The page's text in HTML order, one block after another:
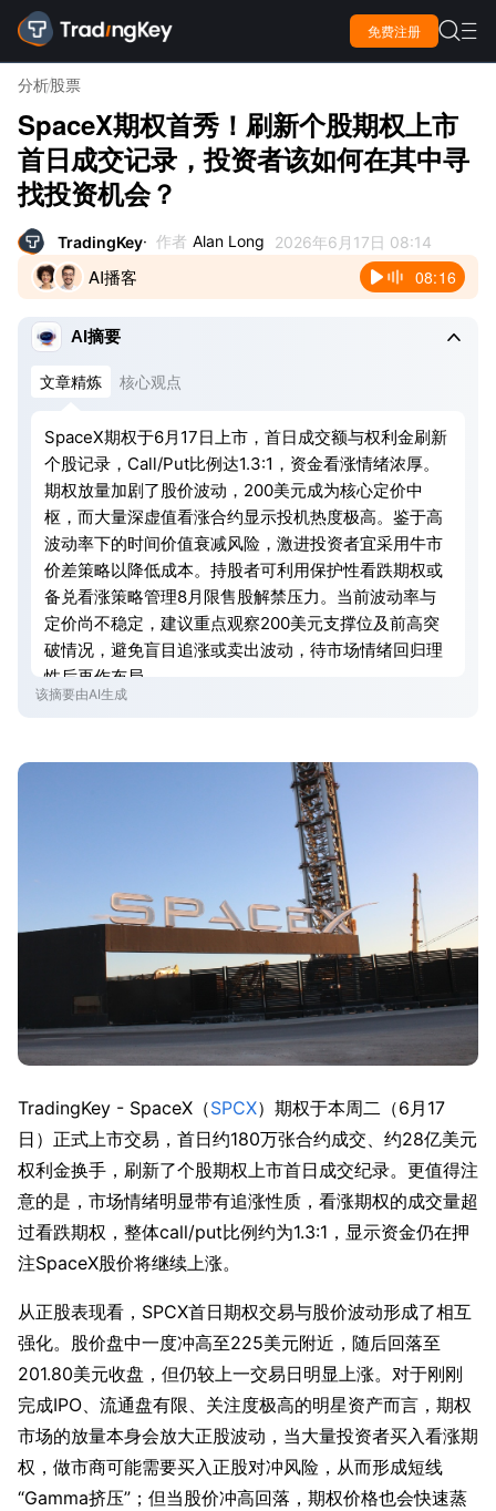
免费注册  
分析股票
SpaceX期权首秀！刷新个股期权上市
首日成交记录，投资者该如何在其中寻
找投资机会？
TradingKey 作者 Alan Long 2026年6月17日 08:14
AI播客 08:16
AI摘要 
文章精炼 核心观点
SpaceX期权于6月17日上市，首日成交额与权利金刷新
个股记录，Call/Put比例达1.3:1，资金看涨情绪浓厚。
期权放量加剧了股价波动，200美元成为核心定价中
枢，而大量深虚值看涨合约显示投机热度极高。鉴于高
波动率下的时间价值衰减风险，激进投资者宜采用牛市
价差策略以降低成本。持股者可利用保护性看跌期权或
备兑看涨策略管理8月限售股解禁压力。当前波动率与
定价尚不稳定，建议重点观察200美元支撑位及前高突
破情况，避免盲目追涨或卖出波动，待市场情绪回归理
性后再作布局。
该摘要由AI生成
TradingKey - SpaceX（SPCX）期权于本周二（6月17
日）正式上市交易，首日约180万张合约成交、约28亿美元
权利金换手，刷新了个股期权上市首日成交纪录。更值得注
意的是，市场情绪明显带有追涨性质，看涨期权的成交量超
过看跌期权，整体call/put比例约为1.3:1，显示资金仍在押
注SpaceX股价将继续上涨。
从正股表现看，SPCX首日期权交易与股价波动形成了相互
强化。股价盘中一度冲高至225美元附近，随后回落至
201.80美元收盘，但仍较上一交易日明显上涨。对于刚刚
完成IPO、流通盘有限、关注度极高的明星资产而言，期权
市场的放量本身会放大正股波动，当大量投资者买入看涨期
权，做市商可能需要买入正股对冲风险，从而形成短线
“Gamma挤压”；但当股价冲高回落，期权价格也会快速蒸